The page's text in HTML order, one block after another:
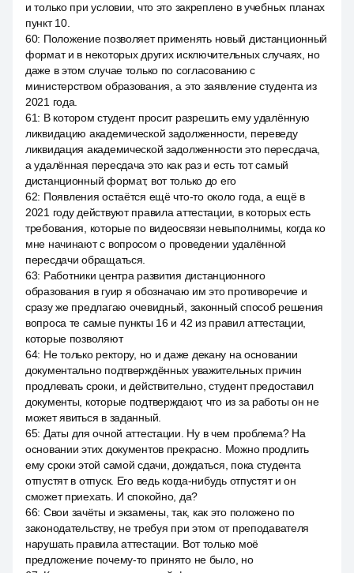
и только при условии, что это закреплено в учебных планах
пункт 10.
60: Положение позволяет применять новый дистанционный
формат и в некоторых других исключительных случаях, но
даже в этом случае только по согласованию с
министерством образования, а это заявление студента из
2021 года.
61: В котором студент просит разрешить ему удалённую
ликвидацию академической задолженности, переведу
ликвидация академической задолженности это пересдача,
а удалённая пересдача это как раз и есть тот самый
дистанционный формат, вот только до его
62: Появления остаётся ещё что-то около года, а ещё в
2021 году действуют правила аттестации, в которых есть
требования, которые по видеосвязи невыполнимы, когда ко
мне начинают с вопросом о проведении удалённой
пересдачи обращаться.
63: Работники центра развития дистанционного
образования в гуир я обозначаю им это противоречие и
сразу же предлагаю очевидный, законный способ решения
вопроса те самые пункты 16 и 42 из правил аттестации,
которые позволяют
64: Не только ректору, но и даже декану на основании
документально подтверждённых уважительных причин
продлевать сроки, и действительно, студент предоставил
документы, которые подтверждают, что из за работы он не
может явиться в заданный.
65: Даты для очной аттестации. Ну в чем проблема? На
основании этих документов прекрасно. Можно продлить
ему сроки этой самой сдачи, дождаться, пока студента
отпустят в отпуск. Его ведь когда-нибудь отпустят и он
сможет приехать. И спокойно, да?
66: Свои зачёты и экзамены, так, как это положено по
законодательству, не требуя при этом от преподавателя
нарушать правила аттестации. Вот только моё
предложение почему-то принято не было, но